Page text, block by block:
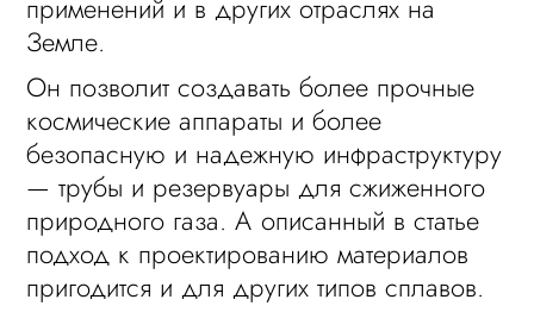
применений и в других отраслях на
Земле.
Он позволит создавать более прочные
космические аппараты и более
безопасную и надежную инфраструктуру
— трубы и резервуары для сжиженного
природного газа. А описанный в статье
подход к проектированию материалов
пригодится и для других типов сплавов.